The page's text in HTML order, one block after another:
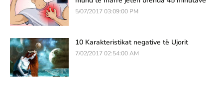
5/07/2017 03:09:00 PM
10 Karakteristikat negative të Ujorit
7/02/2017 02:54:00 AM